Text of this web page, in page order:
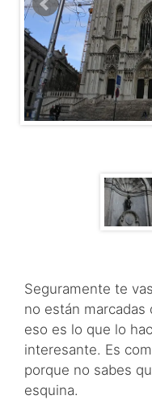
Seguramente te
no están
eso es lo que lo
interesante. Es
porque no sabes
esquina.